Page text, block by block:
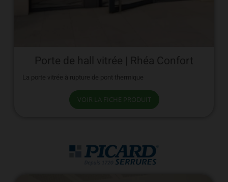
Porte de hall vitrée | Rhéa Confort
La porte vitrée à rupture de pont thermique
VOIR LA FICHE PRODUIT